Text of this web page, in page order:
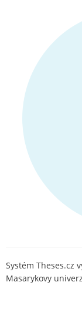
Systém Theses.cz
Masarykovy